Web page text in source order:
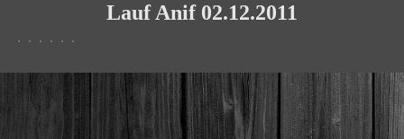
Lauf Anif 02.12.2011